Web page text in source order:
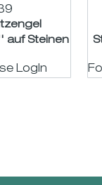
auf Steinen
LogIn